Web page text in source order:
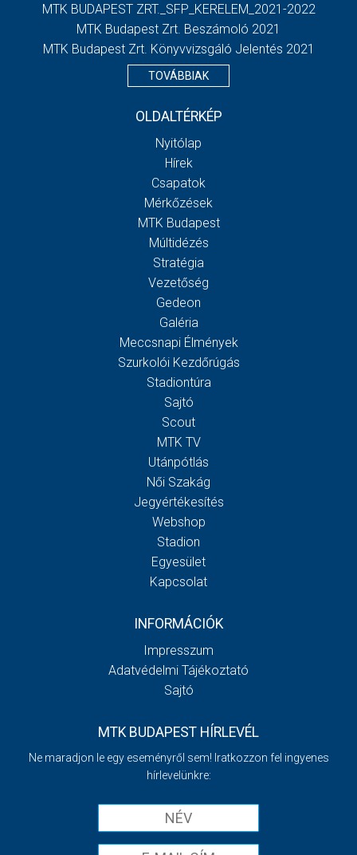
MTK BUDAPEST ZRT._SFP_KERELEM_2021-2022
MTK Budapest Zrt. Beszámoló 2021
MTK Budapest Zrt. Könyvvizsgáló Jelentés 2021
TOVÁBBIAK
OLDALTÉRKÉP
Nyitólap
Hírek
Csapatok
Mérkőzések
MTK Budapest
Múltidézés
Stratégia
Vezetőség
Gedeon
Galéria
Meccsnapi Élmények
Szurkolói Kezdőrúgás
Stadiontúra
Sajtó
Scout
MTK TV
Utánpótlás
Női Szakág
Jegyértékesítés
Webshop
Stadion
Egyesület
Kapcsolat
INFORMÁCIÓK
Impresszum
Adatvédelmi Tájékoztató
Sajtó
MTK BUDAPEST HÍRLEVÉL
Ne maradjon le egy eseményről sem! Iratkozzon fel ingyenes
hírlevelünkre: